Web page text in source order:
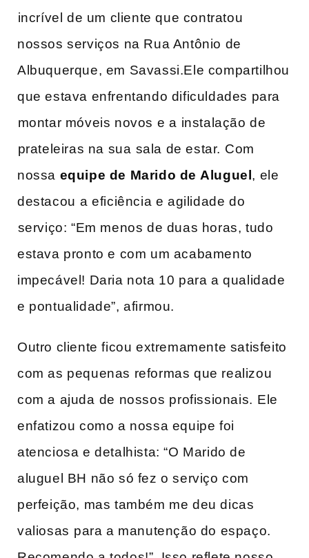
⁢incrível de um cliente que contratou⁢
nossos serviços na Rua Antônio de
‌Albuquerque, em Savassi.Ele compartilhou
que estava enfrentando dificuldades para
⁤montar móveis novos e⁤ a instalação de
⁢prateleiras na sua⁣ sala de estar. ⁣Com
nossa equipe ‌de Marido de ⁣Aluguel , ele
destacou ⁤a eficiência e agilidade ‌do
⁢serviço: “Em menos de duas horas, tudo
estava pronto e com um acabamento
impecável! Daria nota 10 para a qualidade⁢
e pontualidade”, afirmou.
Outro cliente ficou extremamente ​satisfeito
com as pequenas reformas que realizou
com a ajuda ⁣de nossos ⁢profissionais.⁤ Ele
enfatizou como a nossa equipe foi
atenciosa e detalhista: “O Marido‍ de
aluguel BH não só fez o serviço com
perfeição, mas também me deu dicas
valiosas ⁤para a manutenção do​ espaço.